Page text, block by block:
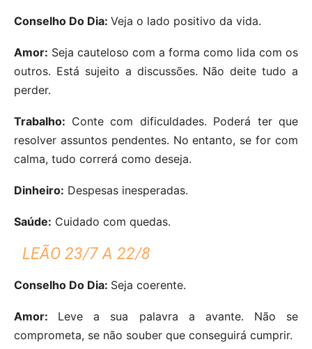
Conselho Do Dia: Veja o lado positivo da vida.
Amor: Seja cauteloso com a forma como lida com os
outros. Está sujeito a discussões. Não deite tudo a
perder.
Trabalho: Conte com dificuldades. Poderá ter que
resolver assuntos pendentes. No entanto, se for com
calma, tudo correrá como deseja.
Dinheiro: Despesas inesperadas.
Saúde: Cuidado com quedas.
LEÃO 23/7 A 22/8
Conselho Do Dia: Seja coerente.
Amor: Leve a sua palavra a avante. Não se
comprometa, se não souber que conseguirá cumprir.